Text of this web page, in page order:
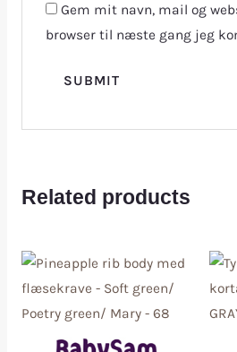
Gem mit navn, mail og
browser til næste gang jeg
Related products